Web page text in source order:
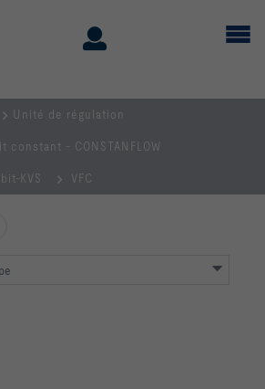
Unité de régulation
constant - CONSTANFLOW
KVS VFC